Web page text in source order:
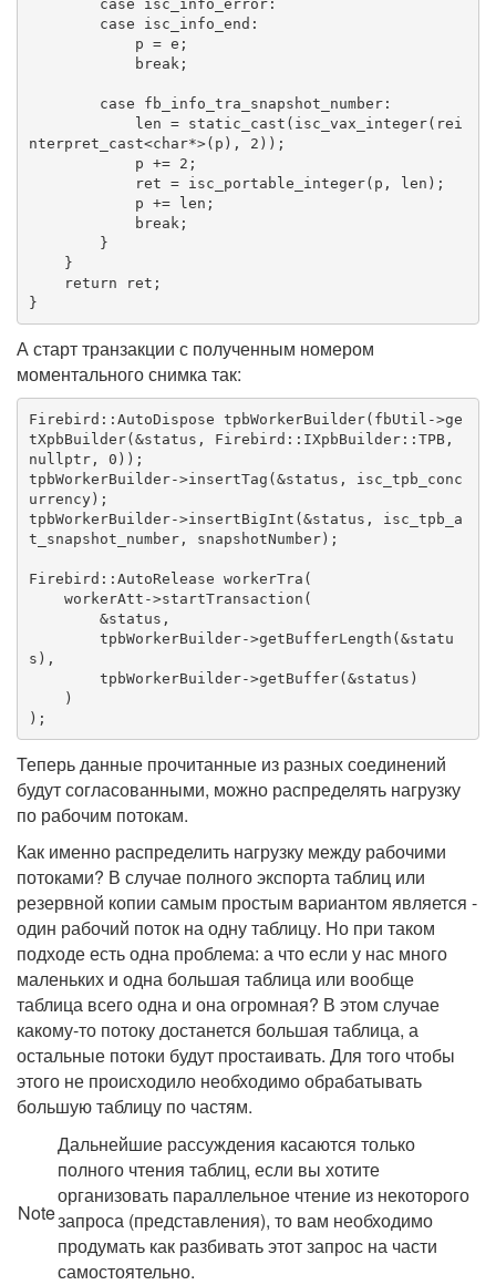
case isc_info_error:
case isc_info_end:
break ;
case fb_info_tra_snapshot_number:
            len =
static_cast (isc_vax_integer( rei
nterpret_cast<char*>(p), 2 ));
            p +=
2 ;
break ;
return ret;
}
А старт транзакции с полученным номером
моментального снимка так:
Firebird::AutoDispose tpbWorkerBuilder(fbUtil->ge
tXpbBuilder(&status, Firebird::IXpbBuilder::TPB,
nullptr, 0));
tpbWorkerBuilder->insertTag(&status, isc_tpb_conc
urrency);
tpbWorkerBuilder->insertBigInt(&status, isc_tpb_a
t_snapshot_number, snapshotNumber);
Firebird::AutoRelease workerTra(
s),
);
Теперь данные прочитанные из разных соединений
будут согласованными, можно распределять нагрузку
по рабочим потокам.
Как именно распределить нагрузку между рабочими
потоками? В случае полного экспорта таблиц или
резервной копии самым простым вариантом является -
один рабочий поток на одну таблицу. Но при таком
подходе есть одна проблема: а что если у нас много
маленьких и одна большая таблица или вообще
таблица всего одна и она огромная? В этом случае
какому-то потоку достанется большая таблица, а
остальные потоки будут простаивать. Для того чтобы
этого не происходило необходимо обрабатывать
большую таблицу по частям.
Note
Дальнейшие рассуждения касаются только
полного чтения таблиц, если вы хотите
организовать параллельное чтение из некоторого
запроса (представления), то вам необходимо
продумать как разбивать этот запрос на части
самостоятельно.